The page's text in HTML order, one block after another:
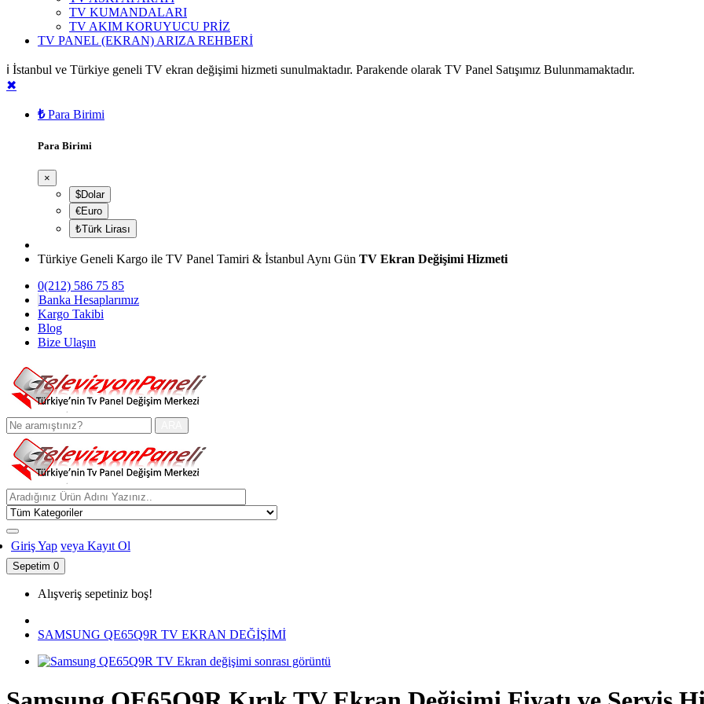
TV KUMANDALARI
TV AKIM KORUYUCU PRİZ
TV PANEL (EKRAN) ARIZA REHBERİ
ℹ️ İstanbul ve Türkiye geneli TV ekran değişimi hizmeti sunulmaktadır. Parakende olarak TV Panel Satışımız Bulunmamaktadır.
✖
₺ Para Birimi
Para Birimi
×
$Dolar
€Euro
₺Türk Lirası
Türkiye Geneli Kargo ile TV Panel Tamiri & İstanbul Aynı Gün TV Ekran Değişimi Hizmeti
0(212) 586 75 85
Banka Hesaplarımız
Kargo Takibi
Blog
Bize Ulaşın
Giriş Yap veya Kayıt Ol
Sepetim 0
Alışveriş sepetiniz boş!
SAMSUNG QE65Q9R TV EKRAN DEĞİŞİMİ